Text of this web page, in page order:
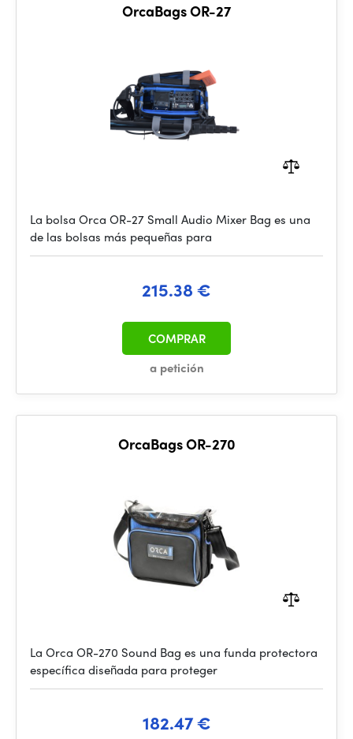
OrcaBags OR-27
La bolsa Orca OR-27 Small Audio Mixer Bag es una
de las bolsas más pequeñas para
215.38 €
a petición
COMPRAR
OrcaBags OR-270
La Orca OR-270 Sound Bag es una funda protectora
específica diseñada para proteger
182.47 €